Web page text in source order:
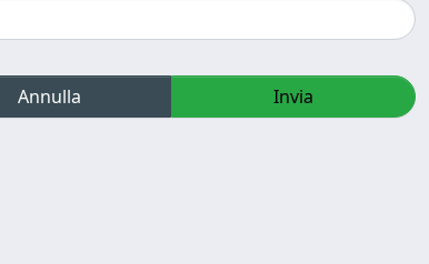
Annulla Invia